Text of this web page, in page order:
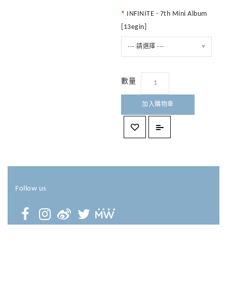
INFINITE - 7th Mini Album
[13egin]
--- 請選擇 ---
數量
加入購物車
Follow us